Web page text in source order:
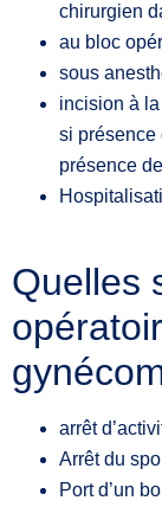
chirurgien
au bloc
sous
incision à
si présence
présence
Quelles
arrêt
Arrêt du
Port d’un